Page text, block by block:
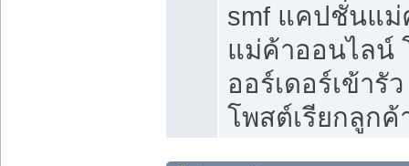
smf แคปชั่นแ
แม่ค้าออนไลน์
ออร์เดอร์เข้ารั
โพสต์เรียกลูกค้